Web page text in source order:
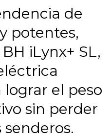
de
potentes,
iLynx+ SL,
el peso
sin perder